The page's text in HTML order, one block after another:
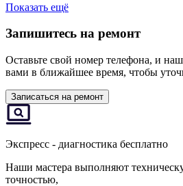
Показать ещё
Запишитесь на ремонт
Оставьте свой номер телефона, и
вами в ближайшее время, чтобы
Записаться на ремонт
Экспресс - диагностика бесплатно
Наши мастера выполняют
точностью,